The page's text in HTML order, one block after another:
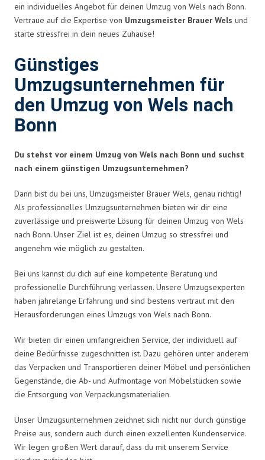
ein individuelles Angebot für deinen Umzug von Wels nach Bonn.
Vertraue auf die Expertise von Umzugsmeister Brauer Wels und
starte stressfrei in dein neues Zuhause!
Günstiges
Umzugsunternehmen für
den Umzug von Wels nach
Bonn
Du stehst vor einem Umzug von Wels nach Bonn und suchst
nach einem günstigen Umzugsunternehmen?
Dann bist du bei uns, Umzugsmeister Brauer Wels, genau richtig!
Als professionelles Umzugsunternehmen bieten wir dir eine
zuverlässige und preiswerte Lösung für deinen Umzug von Wels
nach Bonn. Unser Ziel ist es, deinen Umzug so stressfrei und
angenehm wie möglich zu gestalten.
Bei uns kannst du dich auf eine kompetente Beratung und
professionelle Durchführung verlassen. Unsere Umzugsexperten
haben jahrelange Erfahrung und sind bestens vertraut mit den
Herausforderungen eines Umzugs von Wels nach Bonn.
Wir bieten dir einen umfangreichen Service, der individuell auf
deine Bedürfnisse zugeschnitten ist. Dazu gehören unter anderem
das Verpacken und Transportieren deiner Möbel und persönlichen
Gegenstände, die Ab- und Aufmontage von Möbelstücken sowie
die Entsorgung von Verpackungsmaterialien.
Unser Umzugsunternehmen zeichnet sich nicht nur durch günstige
Preise aus, sondern auch durch einen exzellenten Kundenservice.
Wir legen großen Wert darauf, dass du mit unserem Service